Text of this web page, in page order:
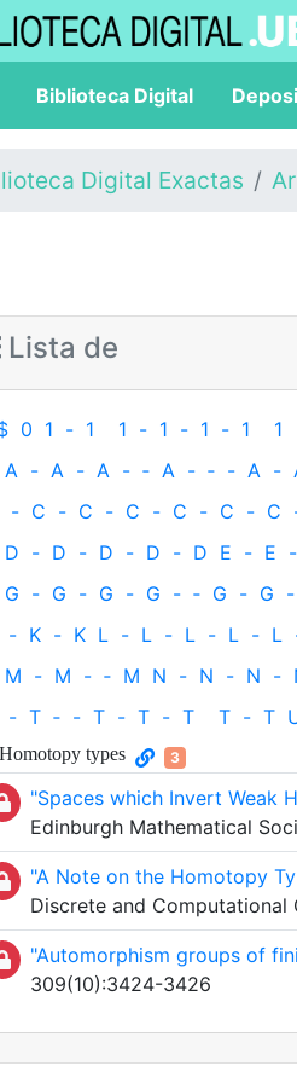
Biblioteca Digital
Digital Exactas
Lista de
0 1 - 1 1 - 1 - 1 - 1 1
A - A - A - ‐ A - ‐ - A -
- C - C - C - C - C - C
D - D - D - D - D E - E -
G - G - G - G - ‐ G - G -
- K - K L - L - L - L - L
M - M - ‐ M N - N - N -
- T ‐ - T - T - T T - T
Homotopy types 3
"Spaces which Invert Weak
Edinburgh Mathematical
"A Note on the Homotopy
Discrete and Computational
"Automorphism groups of
309(10):3424-3426